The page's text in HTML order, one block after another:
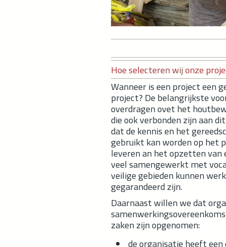
Hoe selecteren wij onze
Wanneer is een project een
project? De belangrijkste
overdragen ovet het
die ook verbonden zijn aan
dat de kennis en het
gebruikt kan worden op het
leveren an het opzetten van
veel samengewerkt met
veilige gebieden kunnen
gegarandeerd zijn.
Daarnaast willen we dat
zaken zijn opgenomen:
de organisatie heeft